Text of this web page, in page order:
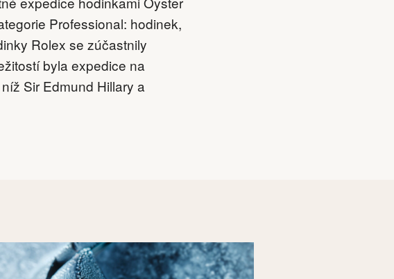
Professional: hodinek,
Rolex se zúčastnily
byla expedice na
Sir Edmund Hillary a